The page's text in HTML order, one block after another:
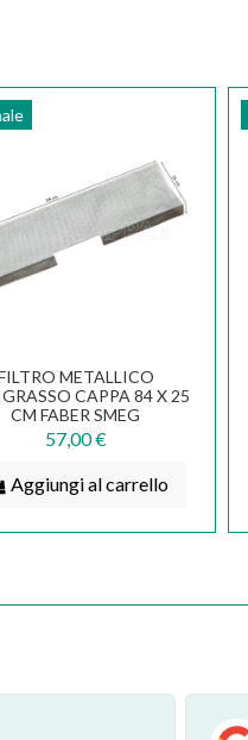
METALLICO
CAPPA 84 X 25
CM FABER SMEG
133.0068.080
57,00 €
Aggiungi al carrello